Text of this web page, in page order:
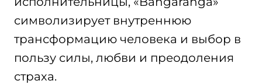
символизирует внутреннюю
трансформацию человека и выбор в
пользу силы, любви и преодоления
страха.